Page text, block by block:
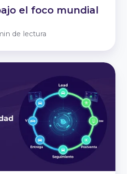
el foco mundial
de lectura